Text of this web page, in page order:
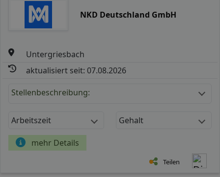
NKD Deutschland GmbH
Untergriesbach
aktualisiert seit: 07.08.2026
Stellenbeschreibung:
Arbeitszeit Gehalt
mehr Details
Teilen